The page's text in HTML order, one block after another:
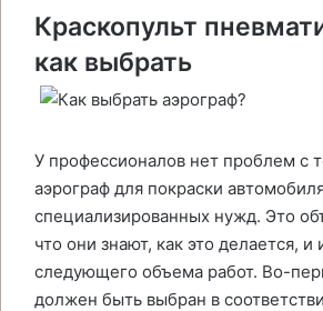
Краскопульт
как выбрать
У профессионалов нет проблем с
аэрограф для покраски
специализированных нужд. Это
что они знают, как это делается, и
следующего объема работ. Во-
должен быть выбран в